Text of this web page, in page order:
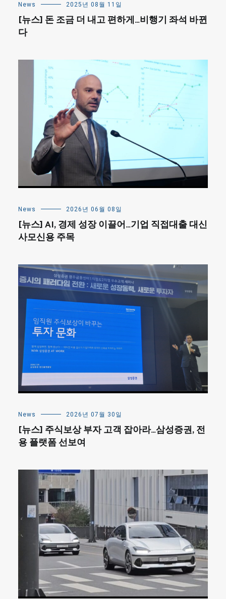
News 2025년 08월 11일
[뉴스] 돈 조금 더 내고 편하게…비행기 좌석 바뀐
다
News 2026년 06월 08일
[뉴스] AI, 경제 성장 이끌어…기업 직접대출 대신
사모신용 주목
News 2026년 07월 30일
[뉴스] 주식보상 부자 고객 잡아라…삼성증권, 전
용 플랫폼 선보여